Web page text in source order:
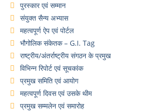
पुरस्कार एवं सम्मान
संयुक्त सैन्य अभ्यास
महत्वपूर्ण ऐप एवं पोर्टल
भौगोलिक संकेतक – G.I. Tag
राष्ट्रीय/अंतर्राष्ट्रीय संगठन के प्रमुख
विभिन्न रिपोर्ट एवं सूचकांक
प्रमुख समिति एवं आयोग
महत्वपूर्ण दिवस एवं उसके थीम
प्रमुख सम्मलेन एवं समारोह